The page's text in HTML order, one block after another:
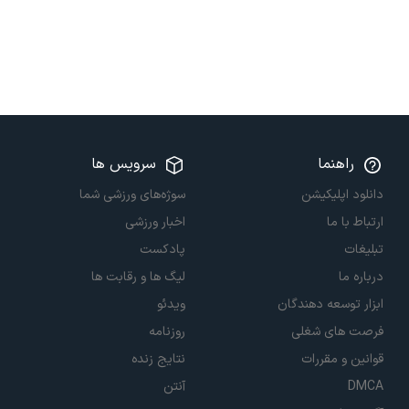
راهنما
دانلود اپلیکیشن
ارتباط با ما
تبلیغات
درباره ما
ابزار توسعه دهندگان
فرصت های شغلی
قوانین و مقررات
DMCA
سرویس ها
سوژه‌های ورزشی شما
اخبار ورزشی
پادکست
لیگ ها و رقابت ها
ویدئو
روزنامه
نتایج زنده
آنتن